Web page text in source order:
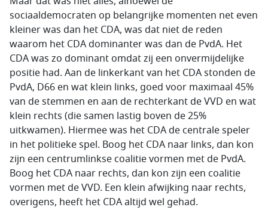
sociaaldemocraten op belangrijke momenten net even
kleiner was dan het CDA, was dat niet de reden
waarom het CDA dominanter was dan de PvdA. Het
CDA was zo dominant omdat zij een onvermijdelijke
positie had. Aan de linkerkant van het CDA stonden de
PvdA, D66 en wat klein links, goed voor maximaal 45%
van de stemmen en aan de rechterkant de VVD en wat
klein rechts (die samen lastig boven de 25%
uitkwamen). Hiermee was het CDA de centrale speler
in het politieke spel. Boog het CDA naar links, dan kon
zijn een centrumlinkse coalitie vormen met de PvdA.
Boog het CDA naar rechts, dan kon zijn een coalitie
vormen met de VVD. Een klein afwijking naar rechts,
overigens, heeft het CDA altijd wel gehad.